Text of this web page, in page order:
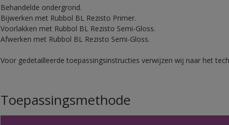
Behandelde ondergrond.
Bijwerken met Rubbol BL Rezisto Primer.
Voorlakken met Rubbol BL Rezisto Semi-Gloss.
Afwerken met Rubbol BL Rezisto Semi-Gloss.
Voor gedetailleerde toepassingsinstructies verwijzen wij naar het
Toepassingsmethode